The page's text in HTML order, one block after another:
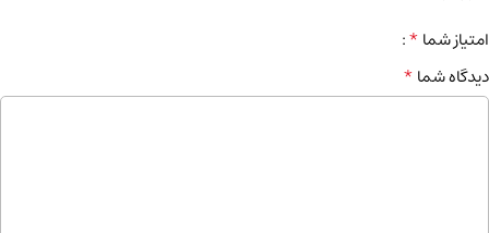
امتیاز شما*
دیدگاه شما*